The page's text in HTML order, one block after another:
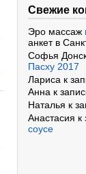
Свежие
Эро массаж
анкет в
Софья
Пасху 2017
Лариса к
Анна к
Наталья к
Анастасия к
соусе